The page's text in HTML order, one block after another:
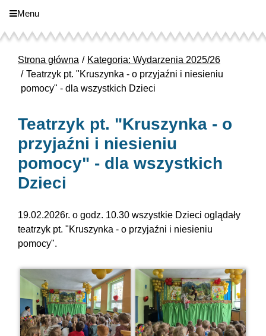
Menu
Strona główna
Kategoria: Wydarzenia 2025/26
Teatrzyk pt. "Kruszynka - o przyjaźni i niesieniu
pomocy" - dla wszystkich Dzieci
Teatrzyk pt. "Kruszynka - o
przyjaźni i niesieniu
pomocy" - dla wszystkich
Dzieci
19.02.2026r. o godz. 10.30 wszystkie Dzieci oglądały
teatrzyk pt. "Kruszynka - o przyjaźni i niesieniu
pomocy".